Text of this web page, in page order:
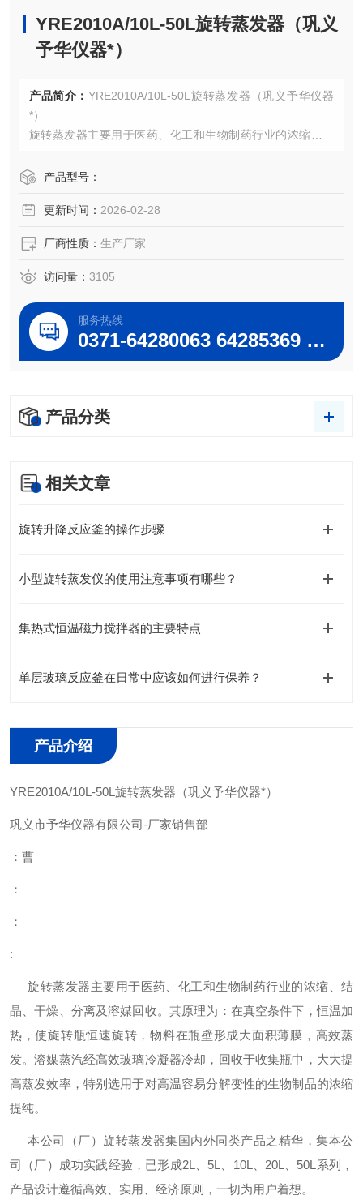
YRE2010A/10L-50L旋转蒸发器（巩义
予华仪器*）
产品简介： YRE2010A/10L-50L旋转蒸发器（巩义予华仪器
*）
旋转蒸发器主要用于医药、化工和生物制药行业的浓缩、结
温加热，使旋转瓶恒速旋转，物料在瓶壁形成大面积薄膜，
中，大大提高蒸发效率，特别选用于对高温容易分解变性的
产品型号：
更新时间： 2026-02-28
厂商性质： 生产厂家
访问量： 3105
服务热线
0371-64280063 64285369 64285222
产品分类
相关文章
旋转升降反应釜的操作步骤
小型旋转蒸发仪的使用注意事项有哪些？
集热式恒温磁力搅拌器的主要特点
单层玻璃反应釜在日常中应该如何进行保养？
产品介绍
YRE2010A/10L-50L旋转蒸发器（巩义予华仪器*）
巩义市予华仪器有限公司-厂家销售部
：曹
：
：
:
旋转蒸发器主要用于医药、化工和生物制药行业的浓缩、结
晶、干燥、分离及溶媒回收。其原理为：在真空条件下，恒温加
热，使旋转瓶恒速旋转，物料在瓶壁形成大面积薄膜，高效蒸
发。溶媒蒸汽经高效玻璃冷凝器冷却，回收于收集瓶中，大大提
高蒸发效率，特别选用于对高温容易分解变性的生物制品的浓缩
提纯。
本公司（厂）旋转蒸发器集国内外同类产品之精华，集本公
司（厂）成功实践经验，已形成2L、5L、10L、20L、50L系列，
产品设计遵循高效、实用、经济原则，一切为用户着想。